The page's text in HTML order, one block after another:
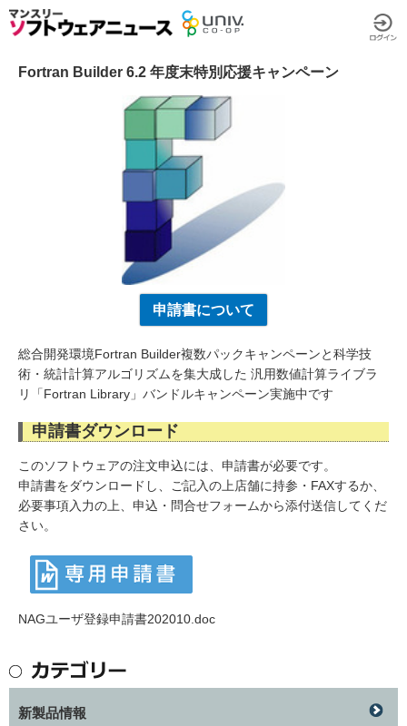
Fortran Builder 6.2 年度末特別応援キャンペーン
申請書について
総合開発環境Fortran Builder複数パックキャンペーンと科学技
術・統計計算アルゴリズムを集大成した 汎用数値計算ライブラ
リ「Fortran Library」バンドルキャンペーン実施中です
申請書ダウンロード
このソフトウェアの注文申込には、申請書が必要です。
申請書をダウンロードし、ご記入の上店舗に持参・FAXするか、
必要事項入力の上、申込・問合せフォームから添付送信してくだ
さい。
NAGユーザ登録申請書202010.doc
新製品情報